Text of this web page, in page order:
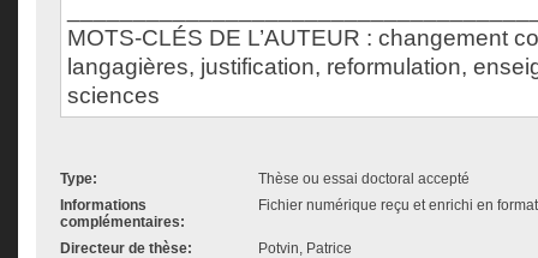
MOTS-CLÉS DE L’AUTEUR : changement
langagières, justification, reformulation,
sciences
Type:
Thèse ou essai doctoral accepté
Informations
complémentaires:
Fichier numérique reçu et enrichi en
Directeur de thèse: Potvin, Patrice